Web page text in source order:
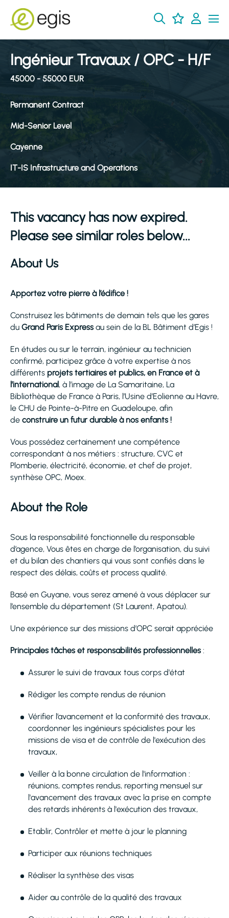
Ingénieur Travaux / OPC - H/F
45000 - 55000 EUR
Permanent Contract
Mid-Senior Level
Cayenne
IT-IS Infrastructure and Operations
This vacancy has now expired.
Please see similar roles below...
About Us
Apportez votre pierre à l’édifice !
Construisez les bâtiments de demain tels que les gares
du Grand Paris Express au sein de la BL Bâtiment d’Egis !
En études ou sur le terrain, ingénieur au technicien
confirmé, participez grâce à votre expertise à nos
différents projets tertiaires et publics, en France et à
l’international, à l’image de La Samaritaine, La
Bibliothèque de France à Paris, l’Usine d’Eolienne au Havre,
le CHU de Pointe-à-Pitre en Guadeloupe, afin
de construire un futur durable à nos enfants !
Vous possédez certainement une compétence
correspondant à nos métiers : structure, CVC et
Plomberie, électricité, économie, et chef de projet,
synthèse OPC, Moex.
About the Role
Sous la responsabilité fonctionnelle du responsable
d’agence, Vous êtes en charge de l’organisation, du suivi
et du bilan des chantiers qui vous sont confiés dans le
respect des délais, coûts et process qualité.
Basé en Guyane, vous serez amené à vous déplacer sur
l’ensemble du département (St Laurent, Apatou).
Une expérience sur des missions d’OPC serait appréciée
Principales tâches et responsabilités professionnelles :
Assurer le suivi de travaux tous corps d'état
Rédiger les compte rendus de réunion
Vérifier l’avancement et la conformité des travaux,
coordonner les ingénieurs spécialistes pour les
missions de visa et de contrôle de l'exécution des
travaux,
Veiller à la bonne circulation de l'information :
réunions, comptes rendus, reporting mensuel sur
l'avancement des travaux avec la prise en compte
des retards inhérents à l'exécution des travaux,
Etablir, Contrôler et mette à jour le planning
Participer aux réunions techniques
Réaliser la synthèse des visas
Aider au contrôle de la qualité des travaux